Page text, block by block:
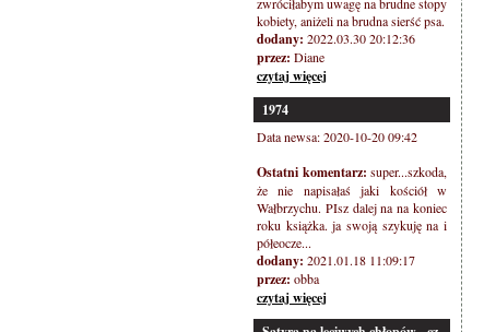
kobiety, aniżeli na brudna sierść psa.
dodany: 2022.03.30 20:12:36
przez: Diane
czytaj więcej
1974
Data newsa: 2020-10-20 09:42
Ostatni komentarz: super...szkoda,
że nie napisałaś jaki kościół w
Wałbrzychu. PIsz dalej na na koniec
roku książka. ja swoją szykuję na i
półeocze...
dodany: 2021.01.18 11:09:17
przez: obba
czytaj więcej